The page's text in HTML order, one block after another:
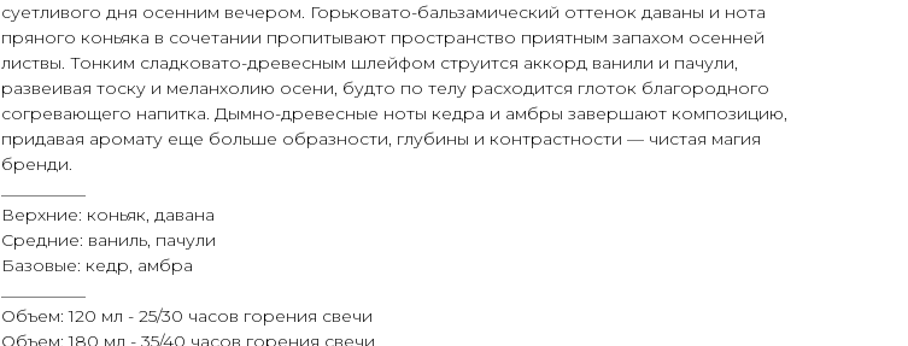
суетливого дня осенним вечером. Горьковато-бальзамический оттенок даваны и нота
пряного коньяка в сочетании пропитывают пространство приятным запахом осенней
листвы. Тонким сладковато-древесным шлейфом струится аккорд ванили и пачули,
развеивая тоску и меланхолию осени, будто по телу расходится глоток благородного
согревающего напитка. Дымно-древесные ноты кедра и амбры завершают композицию,
придавая аромату еще больше образности, глубины и контрастности — чистая магия
бренди.
Верхние: коньяк, давана
Средние: ваниль, пачули
Базовые: кедр, амбра
Объем: 120 мл - 25/30 часов горения свечи
Объем: 180 мл - 35/40 часов горения свечи